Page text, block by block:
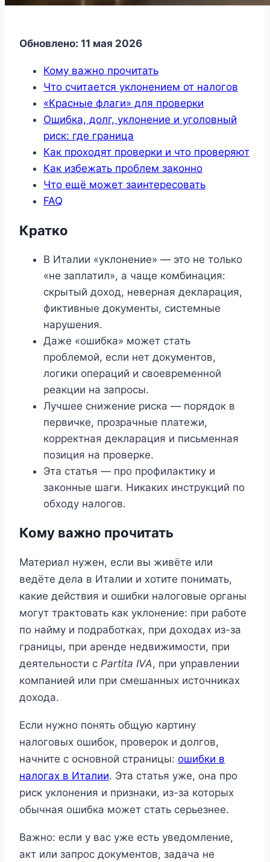
Обновлено: 11 мая 2026
Кому важно прочитать
Что считается уклонением от налогов
«Красные флаги» для проверки
Ошибка, долг, уклонение и уголовный
риск: где граница
Как проходят проверки и что проверяют
Как избежать проблем законно
Что ещё может заинтересовать
FAQ
Кратко
В Италии «уклонение» — это не только
«не заплатил», а чаще комбинация:
скрытый доход, неверная декларация,
фиктивные документы, системные
нарушения.
Даже «ошибка» может стать
проблемой, если нет документов,
логики операций и своевременной
реакции на запросы.
Лучшее снижение риска — порядок в
первичке, прозрачные платежи,
корректная декларация и письменная
позиция на проверке.
Эта статья — про профилактику и
законные шаги. Никаких инструкций по
обходу налогов.
Кому важно прочитать
Материал нужен, если вы живёте или
ведёте дела в Италии и хотите понимать,
какие действия и ошибки налоговые органы
могут трактовать как уклонение: при работе
по найму и подработках, при доходах из-за
границы, при аренде недвижимости, при
деятельности с Partita IVA, при управлении
компанией или при смешанных источниках
дохода.
Если нужно понять общую картину
налоговых ошибок, проверок и долгов,
начните с основной страницы: ошибки в
налогах в Италии. Эта статья уже, она про
риск уклонения и признаки, из-за которых
обычная ошибка может стать серьезнее.
Важно: если у вас уже есть уведомление,
акт или запрос документов, задача не